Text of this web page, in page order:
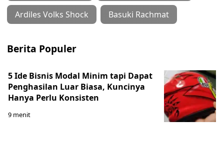
Ardiles Volks Shock Basuki Rachmat
Berita Populer
5 Ide Bisnis Modal Minim tapi Dapat
Penghasilan Luar Biasa, Kuncinya
Hanya Perlu Konsisten
9 menit